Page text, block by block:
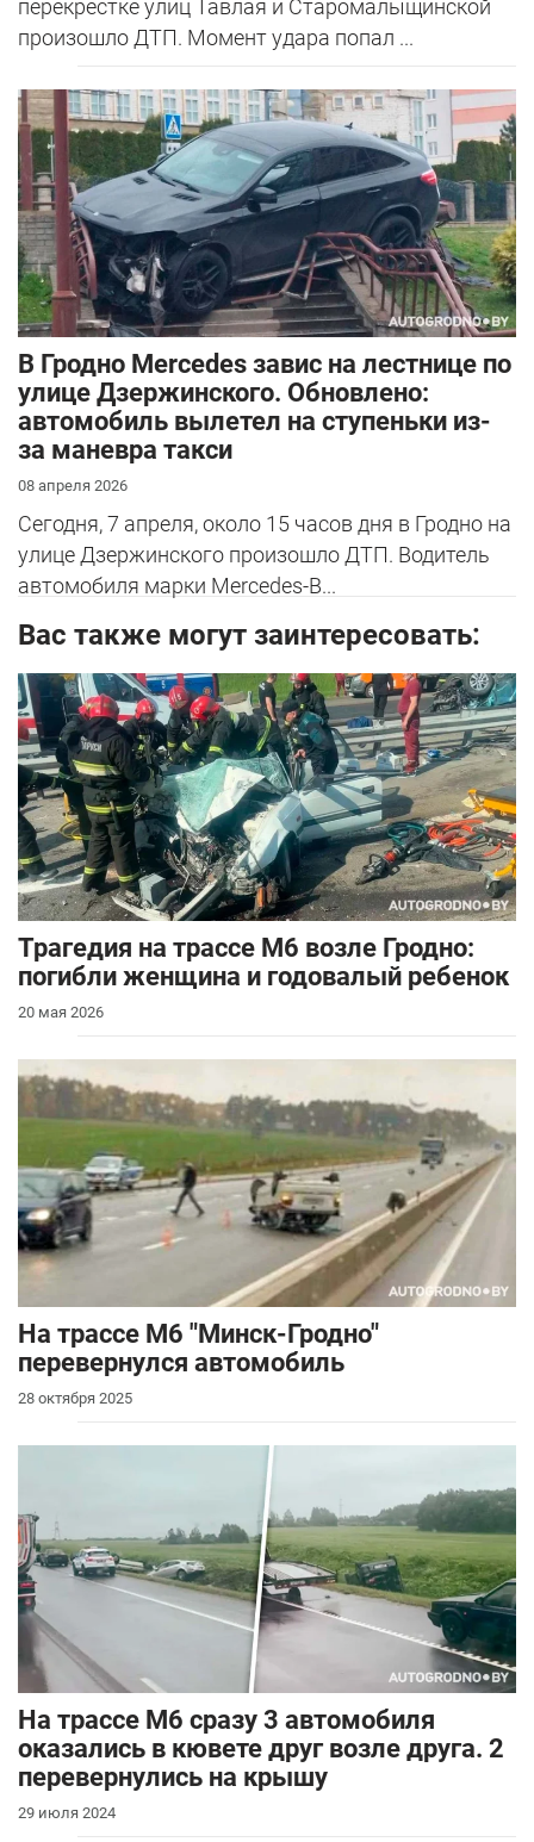
перекрестке улиц Тавлая и Старомалыщинской
произошло ДТП. Момент удара попал ...
В Гродно Mercedes завис на лестнице по
улице Дзержинского. Обновлено:
автомобиль вылетел на ступеньки из-
за маневра такси
08 апреля 2026
Сегодня, 7 апреля, около 15 часов дня в Гродно на
улице Дзержинского произошло ДТП. Водитель
автомобиля марки Mercedes-B...
Вас также могут заинтересовать:
Трагедия на трассе М6 возле Гродно:
погибли женщина и годовалый ребенок
20 мая 2026
На трассе М6 "Минск-Гродно"
перевернулся автомобиль
28 октября 2025
На трассе М6 сразу 3 автомобиля
оказались в кювете друг возле друга. 2
перевернулись на крышу
29 июля 2024